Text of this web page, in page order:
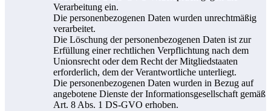
Verarbeitung ein.
Die personenbezogenen Daten wurden unrechtmäßig
verarbeitet.
Die Löschung der personenbezogenen Daten ist zur
Erfüllung einer rechtlichen Verpflichtung nach dem
Unionsrecht oder dem Recht der Mitgliedstaaten
erforderlich, dem der Verantwortliche unterliegt.
Die personenbezogenen Daten wurden in Bezug auf
angebotene Dienste der Informationsgesellschaft gemäß
Art. 8 Abs. 1 DS-GVO erhoben.